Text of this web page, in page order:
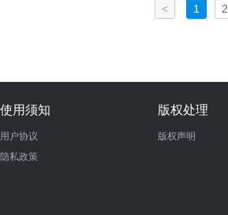
< 1 2
使用须知
用户协议
隐私政策
版权处理
版权声明